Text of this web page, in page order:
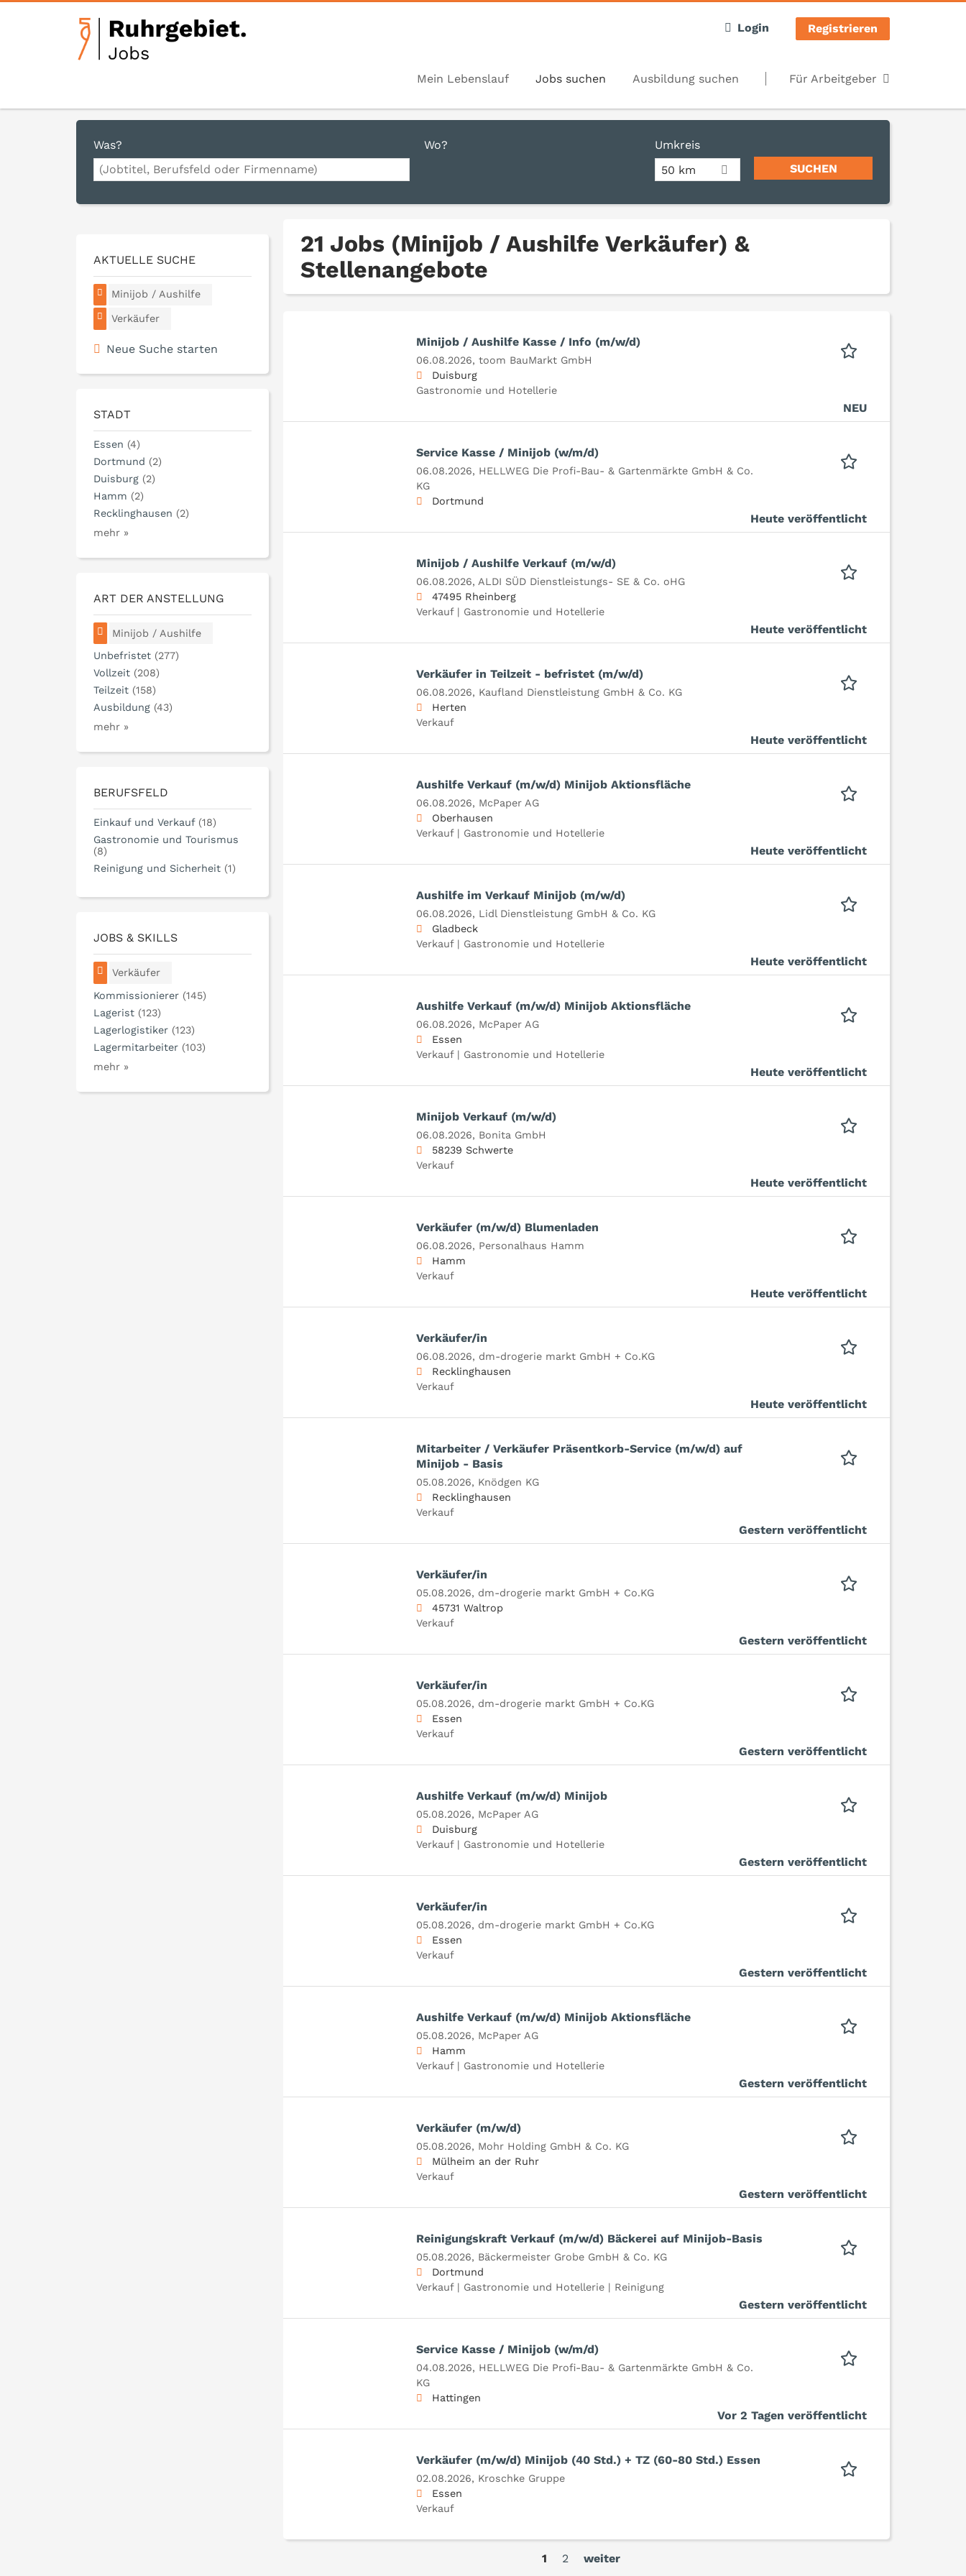
Login Registrieren
Mein Lebenslauf Jobs suchen Ausbildung suchen Für Arbeitgeber
Was? Wo?
Umkreis
50 km
21 Jobs (Minijob / Aushilfe Verkäufer) &
Stellenangebote
Minijob / Aushilfe Kasse / Info (m/w/d)
06.08.2026, toom BauMarkt GmbH
Duisburg
Gastronomie und Hotellerie
NEU
Service Kasse / Minijob (w/m/d)
06.08.2026, HELLWEG Die Profi-Bau- & Gartenmärkte GmbH & Co.
KG
Dortmund
Heute veröffentlicht
Minijob / Aushilfe Verkauf (m/w/d)
06.08.2026, ALDI SÜD Dienstleistungs- SE & Co. oHG
47495 Rheinberg
Verkauf | Gastronomie und Hotellerie
Heute veröffentlicht
Verkäufer in Teilzeit - befristet (m/w/d)
06.08.2026, Kaufland Dienstleistung GmbH & Co. KG
Herten
Verkauf
Heute veröffentlicht
Aushilfe Verkauf (m/w/d) Minijob Aktionsfläche
06.08.2026, McPaper AG
Oberhausen
Verkauf | Gastronomie und Hotellerie
Heute veröffentlicht
Aushilfe im Verkauf Minijob (m/w/d)
06.08.2026, Lidl Dienstleistung GmbH & Co. KG
Gladbeck
Verkauf | Gastronomie und Hotellerie
Heute veröffentlicht
Aushilfe Verkauf (m/w/d) Minijob Aktionsfläche
06.08.2026, McPaper AG
Essen
Verkauf | Gastronomie und Hotellerie
Heute veröffentlicht
Minijob Verkauf (m/w/d)
06.08.2026, Bonita GmbH
58239 Schwerte
Verkauf
Heute veröffentlicht
Verkäufer (m/w/d) Blumenladen
06.08.2026, Personalhaus Hamm
Hamm
Verkauf
Heute veröffentlicht
Verkäufer/in
06.08.2026, dm-drogerie markt GmbH + Co.KG
Recklinghausen
Verkauf
Heute veröffentlicht
Mitarbeiter / Verkäufer Präsentkorb-Service (m/w/d) auf
Minijob - Basis
05.08.2026, Knödgen KG
Recklinghausen
Verkauf
Gestern veröffentlicht
Verkäufer/in
05.08.2026, dm-drogerie markt GmbH + Co.KG
45731 Waltrop
Verkauf
Gestern veröffentlicht
Verkäufer/in
05.08.2026, dm-drogerie markt GmbH + Co.KG
Essen
Verkauf
Gestern veröffentlicht
Aushilfe Verkauf (m/w/d) Minijob
05.08.2026, McPaper AG
Duisburg
Verkauf | Gastronomie und Hotellerie
Gestern veröffentlicht
Verkäufer/in
05.08.2026, dm-drogerie markt GmbH + Co.KG
Essen
Verkauf
Gestern veröffentlicht
Aushilfe Verkauf (m/w/d) Minijob Aktionsfläche
05.08.2026, McPaper AG
Hamm
Verkauf | Gastronomie und Hotellerie
Gestern veröffentlicht
Verkäufer (m/w/d)
05.08.2026, Mohr Holding GmbH & Co. KG
Mülheim an der Ruhr
Verkauf
Gestern veröffentlicht
Reinigungskraft Verkauf (m/w/d) Bäckerei auf Minijob-Basis
05.08.2026, Bäckermeister Grobe GmbH & Co. KG
Dortmund
Verkauf | Gastronomie und Hotellerie | Reinigung
Gestern veröffentlicht
Service Kasse / Minijob (w/m/d)
04.08.2026, HELLWEG Die Profi-Bau- & Gartenmärkte GmbH & Co.
KG
Hattingen
Vor 2 Tagen veröffentlicht
Verkäufer (m/w/d) Minijob (40 Std.) + TZ (60-80 Std.) Essen
02.08.2026, Kroschke Gruppe
Essen
Verkauf
1 2 weiter
AKTUELLE SUCHE
Minijob / Aushilfe
Verkäufer
Neue Suche starten
STADT
Essen (4)
Dortmund (2)
Duisburg (2)
Hamm (2)
Recklinghausen (2)
mehr »
ART DER ANSTELLUNG
Minijob / Aushilfe
Unbefristet (277)
Vollzeit (208)
Teilzeit (158)
Ausbildung (43)
mehr »
BERUFSFELD
Einkauf und Verkauf (18)
Gastronomie und Tourismus
(8)
Reinigung und Sicherheit (1)
JOBS & SKILLS
Verkäufer
Kommissionierer (145)
Lagerist (123)
Lagerlogistiker (123)
Lagermitarbeiter (103)
mehr »